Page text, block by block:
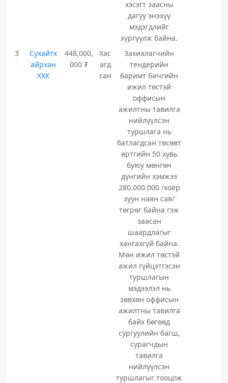
хэсэгт заасны
дагуу энэхүү
мэдэгдлийг
хүргүүлж байна.
3
Сухайтх
айрхан
ХХК
448,000,
000 ₮
Хас
агд
сан
Захиалагчийн
тендерийн
баримт бичгийн
ижил төстэй
оффисын
ажилтны тавилга
нийлүүлсэн
туршлага нь
батлагдсан төсөвт
өртгийн 50 хувь
буюу мөнгөн
дүнгийн хэмжээ
280.000.000 /хоёр
зуун наян сая/
төгрөг байна гэж
заасан
шаардлагыг
хангахгүй байна.
Мөн ижил төстэй
ажил гүйцэтгэсэн
туршлагын
мэдээлэл нь
зөвхөн оффисын
ажилтны тавилга
байх бөгөөд
сургуулийн багш,
сурагчдын
тавилга
нийлүүлсэн
туршлагыг тооцож